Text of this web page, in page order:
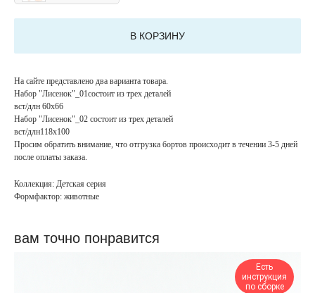
В КОРЗИНУ
На сайте представлено два варианта товара.
Набор "Лисенок"_01состоит из трех деталей
вст/длн 60x66
Набор "Лисенок"_02 состоит из трех деталей
вст/длн118х100
Просим обратить внимание, что отгрузка бортов происходит в течении 3-5 дней
после оплаты заказа.
Коллекция: Детская серия
Формфактор: животные
вам точно понравится
Есть
инструкция
по сборке